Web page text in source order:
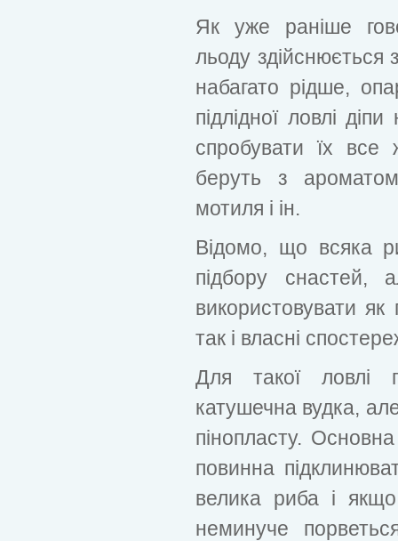
Як уже раніше
льоду
набагато рідше,
підлідної ловлі
спробувати їх все
беруть з
мотиля і ін.
Відомо, що всяка
підбору снастей,
використовувати
так і власні
Для такої ловлі
катушечна вудка,
пінопласту.
повинна
велика риба і
неминуче